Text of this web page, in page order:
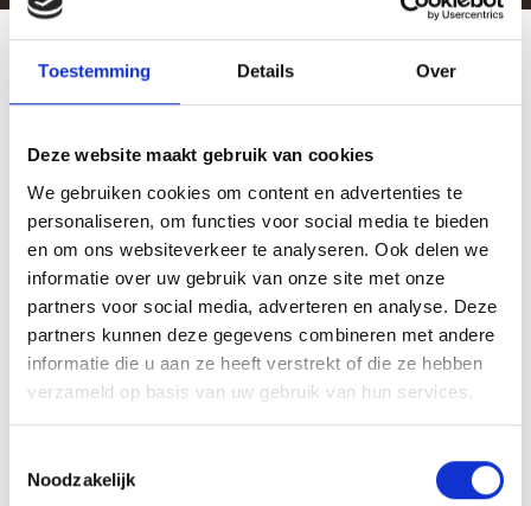
Toestemming Details Over
Deze website maakt gebruik van cookies
We gebruiken cookies om content en advertenties te
personaliseren, om functies voor social media te bieden
en om ons websiteverkeer te analyseren. Ook delen we
informatie over uw gebruik van onze site met onze
partners voor social media, adverteren en analyse. Deze
partners kunnen deze gegevens combineren met andere
informatie die u aan ze heeft verstrekt of die ze hebben
verzameld op basis van uw gebruik van hun services.
Noodzakelijk
Gedragsverandering in jouw
sector
Elke omgeving vraagt om ander gedrag. Zie hier hoe gedrag
invloed heeft op samenwerking, besluitvorming en resultaat in
jouw sector.
Meer informatie